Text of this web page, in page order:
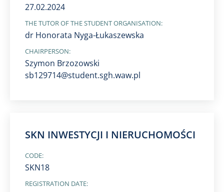
27.02.2024
THE TUTOR OF THE STUDENT ORGANISATION:
dr Honorata Nyga-Łukaszewska
CHAIRPERSON:
Szymon Brzozowski
sb129714@student.sgh.waw.pl
SKN INWESTYCJI I NIERUCHOMOŚCI
CODE:
SKN18
REGISTRATION DATE: